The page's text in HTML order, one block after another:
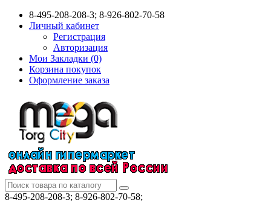
8-495-208-208-3; 8-926-802-70-58
Личный кабинет
Регистрация
Авторизация
Мои Закладки (0)
Корзина покупок
Оформление заказа
8-495-208-208-3; 8-926-802-70-58;